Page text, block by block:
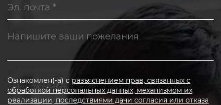
Ознакомлен(-а) с разъяснением прав, связанных с
обработкой персональных данных, механизмом их
реализации, последствиями дачи согласия или отказа